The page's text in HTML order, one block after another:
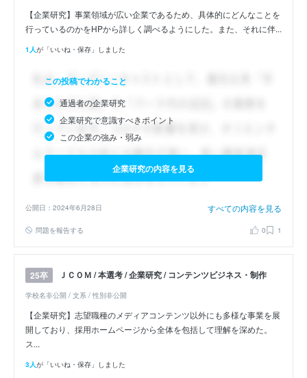
【企業研究】事業領域が広い企業であるため、具体的にどんなことを
行っているのかをHPから詳しく調べるようにした。また、それに伴...
1人が「いいね・保存」しました
この投稿でわかること
通過者の企業研究
企業研究で意識すべきポイント
この企業の強み・弱み
企業研究の内容を見る
公開日：2024年6月28日 すべての内容を見る
問題を報告する 0 1
25卒 ＪＣＯＭ / 本選考 / 企業研究 / コンテンツビジネス・制作
学校名非公開 / 文系 / 性別非公開
【企業研究】志望職種のメディアコンテンツ以外にも多様な事業を展
開しており、採用ホームページから全体を包括して理解を深めた。
ス...
3人が「いいね・保存」しました